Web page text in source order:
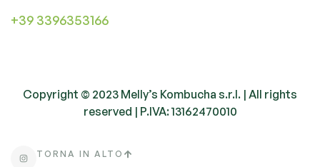
+39 3396353166
Copyright © 2023 Melly’s Kombucha s.r.l. | All rights
reserved | P.IVA: 13162470010
TORNA IN ALTO